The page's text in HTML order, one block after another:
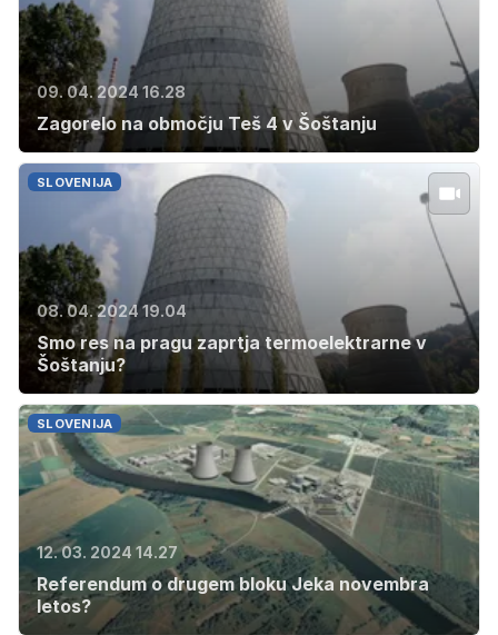
09. 04. 2024 16.28
Zagorelo na območju Teš 4 v Šoštanju
SLOVENIJA
08. 04. 2024 19.04
Smo res na pragu zaprtja termoelektrarne v
Šoštanju?
SLOVENIJA
12. 03. 2024 14.27
Referendum o drugem bloku Jeka novembra
letos?